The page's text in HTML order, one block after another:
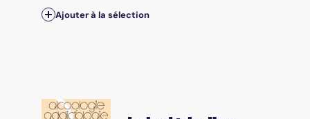
Ajouter à la sélection